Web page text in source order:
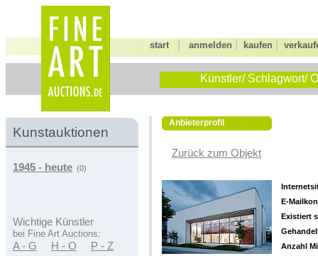
start anmelden kaufen
Künstler/ Schlagwort/
Kunstauktionen
1945 - heute (0)
Wichtige Künstler
bei Fine Art Auctions:
A - G H - O P - Z
Anbieterprofil
Zurück zum Objekt
E-
Existiert
Anzahl